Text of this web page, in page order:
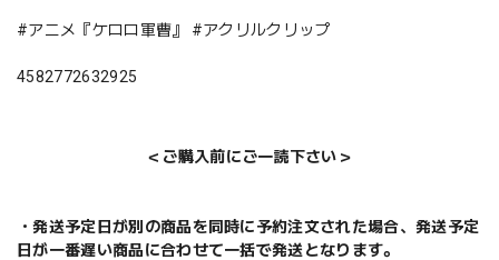
#アニメ『ケロロ軍曹』 #アクリルクリップ
4582772632925
＜ご購入前にご一読下さい＞
・発送予定日が別の商品を同時に予約注文された場合、発送予定
日が一番遅い商品に合わせて一括で発送となります。